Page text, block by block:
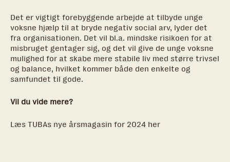
Det er vigtigt forebyggende arbejde at tilbyde unge
voksne hjælp til at bryde negativ social arv, lyder det
fra organisationen. Det vil bl.a. mindske risikoen for at
misbruget gentager sig, og det vil give de unge voksne
mulighed for at skabe mere stabile liv med større trivsel
og balance, hvilket kommer både den enkelte og
samfundet til gode.
Vil du vide mere?
Læs TUBAs nye årsmagasin for 2024 her